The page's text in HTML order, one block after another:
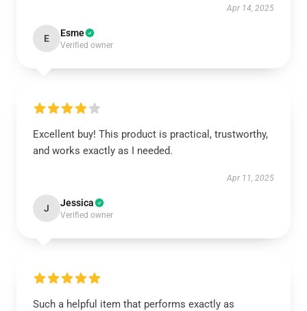
Apr 14, 2025
E Esme
Verified owner
Excellent buy! This product is practical, trustworthy,
and works exactly as I needed.
Apr 11, 2025
J Jessica
Verified owner
Such a helpful item that performs exactly as